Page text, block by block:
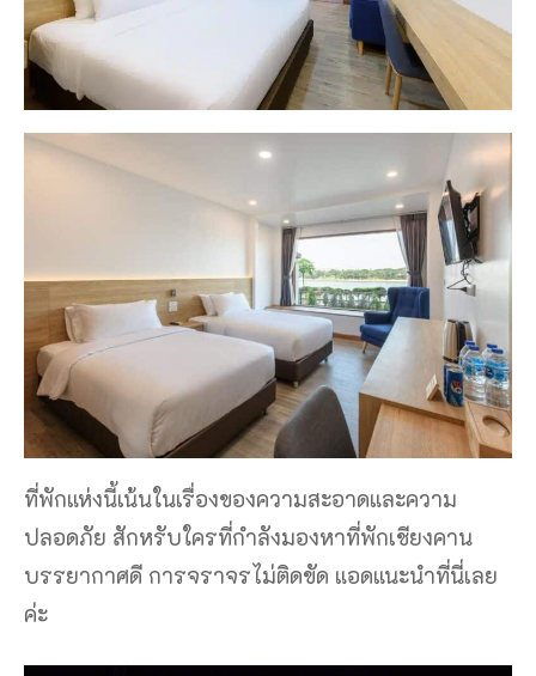
ที่พักแห่งนี้เน้นในเรื่องของความสะอาดและความ
ปลอดภัย สักหรับใครที่กำลังมองหาที่พักเชียงคาน
บรรยากาศดี การจราจรไม่ติดขัด แอดแนะนำที่นี่เลย
ค่ะ